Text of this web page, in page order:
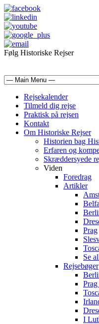
Følg Historiske Rejser
Rejsekalender
Tilmeld dig rejse
Praktisk på rejsen
Kontakt
Om Historiske Rejser
Historien bag
Erfaren og
Skræddersyede
Viden
Foredrag
Artikler
Prag
Se
Rejsebøger
I